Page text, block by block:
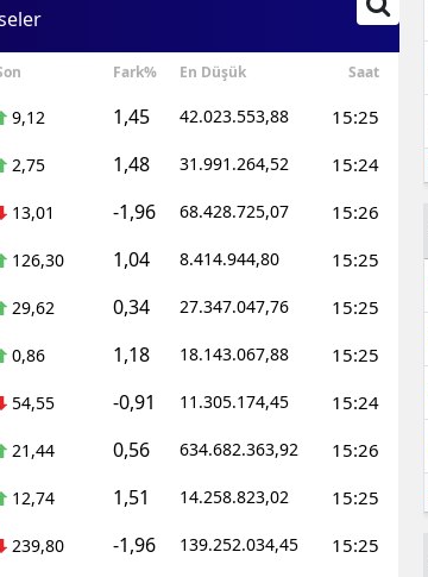
Fark% En Düşük Saat
9,12 1,45 42.023.553,88 15:25
2,75 1,48 31.991.264,52 15:24
13,01 -1,96 68.428.725,07 15:26
126,30 1,04 8.414.944,80 15:25
29,62 0,34 27.347.047,76 15:25
0,86 1,18 18.143.067,88 15:25
54,55 -0,91 11.305.174,45 15:24
21,44 0,56 634.682.363,92 15:26
12,74 1,51 14.258.823,02 15:25
239,80 -1,96 139.252.034,45 15:25